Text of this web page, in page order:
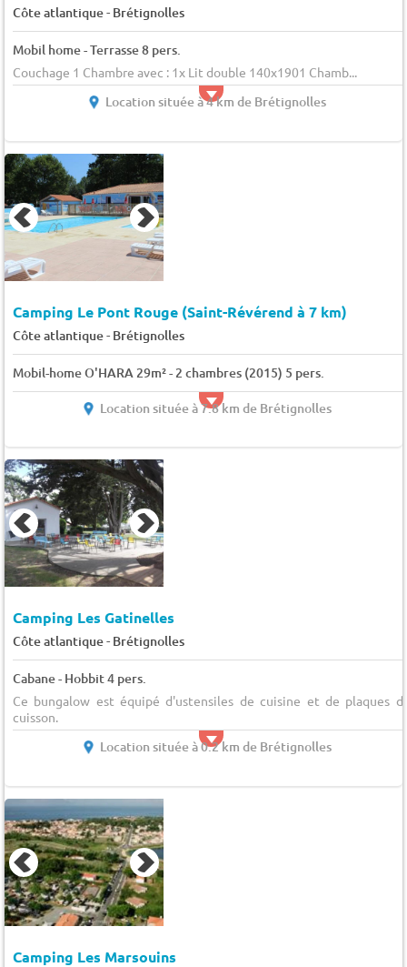
Côte atlantique- Brétignolles
Mobil home - Terrasse 8 pers.
Couchage 1 Chambre avec : 1x Lit double 140x1901 Chamb...
Location située à 4 km de Brétignolles
Camping Le Pont Rouge (Saint-Révérend à 7 km)
Côte atlantique- Brétignolles
Mobil-home O'HARA 29m² - 2 chambres (2015) 5 pers.
Location située à 7.8 km de Brétignolles
Camping Les Gatinelles
Côte atlantique- Brétignolles
Cabane - Hobbit 4 pers.
Ce bungalow est équipé d'ustensiles de cuisine et de plaques
cuisson.
Location située à 0.2 km de Brétignolles
Camping Les Marsouins